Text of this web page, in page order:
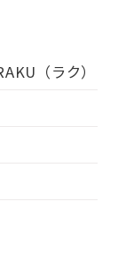
（ラク）